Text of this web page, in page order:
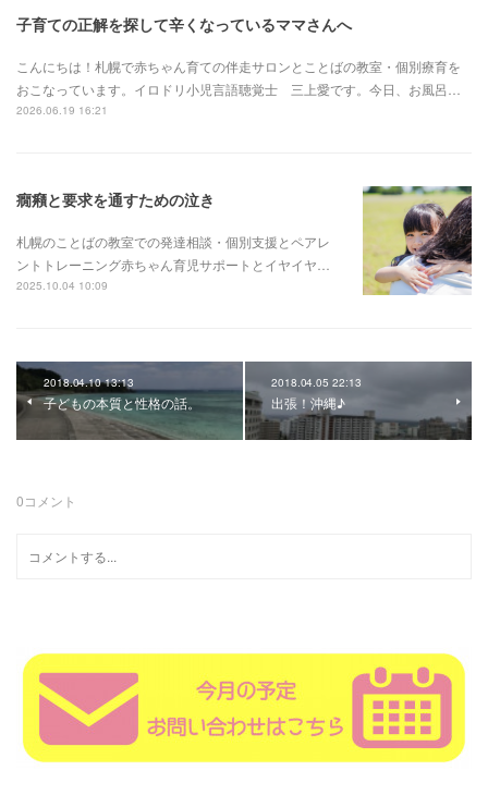
子育ての正解を探して辛くなっているママさんへ
こんにちは！札幌で赤ちゃん育ての伴走サロンとことばの教室・個別療育を
おこなっています。イロドリ小児言語聴覚士 三上愛です。今日、お風呂…
2026.06.19 16:21
癇癪と要求を通すための泣き
札幌のことばの教室での発達相談・個別支援とペアレ
ントトレーニング赤ちゃん育児サポートとイヤイヤ…
2025.10.04 10:09
2018.04.10 13:13
子どもの本質と性格の話。
2018.04.05 22:13
出張！沖縄♪
0コメント